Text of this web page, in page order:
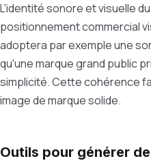
L'identité sonore et visuelle
positionnement commercial
adoptera par exemple une
qu'une marque grand public
simplicité. Cette cohérence
image de marque solide.
Outils pour générer